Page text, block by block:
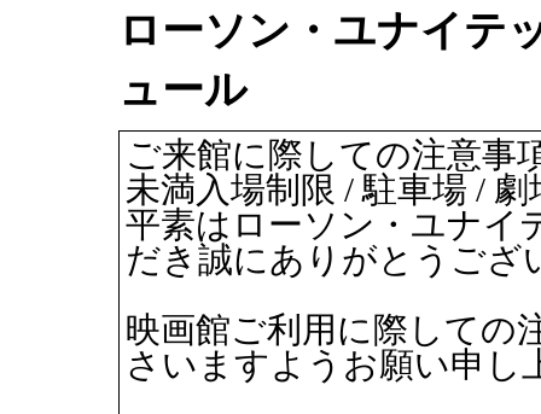
ローソン・ユナイテ
ュール
ご来館に際しての注意事
未満入場制限 / 駐車場 / 劇
平素はローソン・ユナイ
だき誠にありがとうござ
映画館ご利用に際しての
さいますようお願い申し